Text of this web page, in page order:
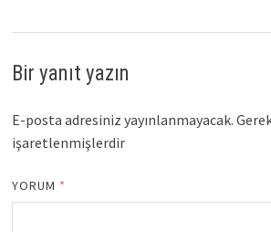
Bir yanıt yazın
E-posta adresiniz yayınlanmayacak.
işaretlenmişlerdir
YORUM *